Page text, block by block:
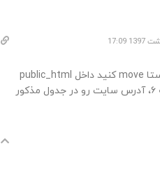
۲. طبق راهنمای داخل مقاله مرحله ۶، آدرس سایت رو در جدول مذکور